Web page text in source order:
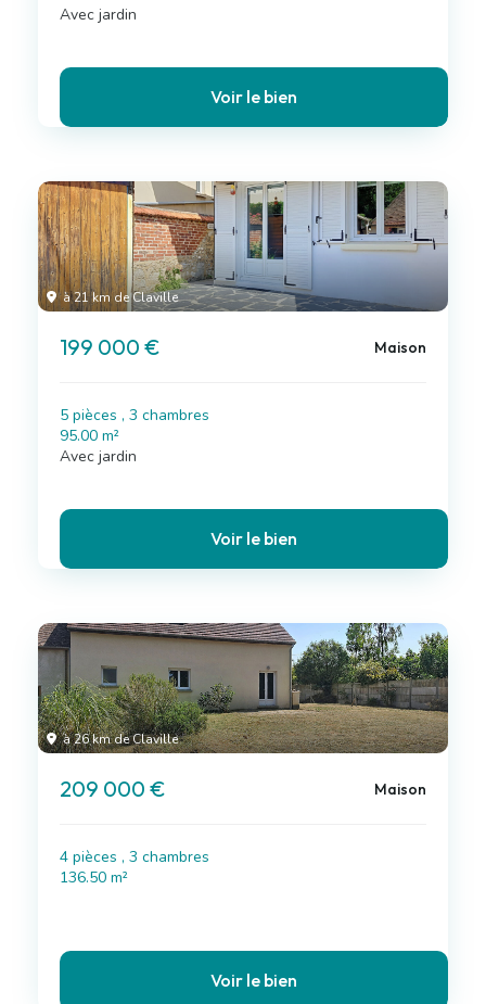
Avec jardin
Voir le bien
à 21 km de Claville
199 000 € Maison
5 pièces , 3 chambres
95.00 m²
Avec jardin
Voir le bien
à 26 km de Claville
209 000 € Maison
4 pièces , 3 chambres
136.50 m²
Voir le bien